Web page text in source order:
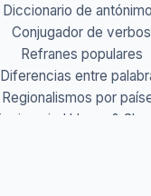
Diccionario de
Conjugador de verbos
Refranes populares
Diferencias entre
Regionalismos por
Urbano &